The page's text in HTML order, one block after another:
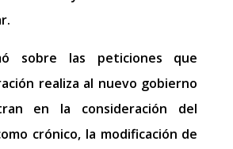
sobre las peticiones que
realiza al nuevo gobierno
en la consideración del
crónico, la modificación de